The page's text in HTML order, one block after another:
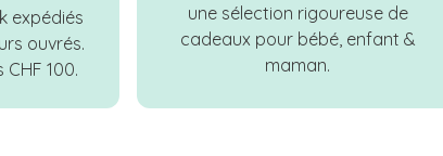
expédiés
ouvrés.
100.
une sélection rigoureuse de
cadeaux pour bébé, enfant &
maman.